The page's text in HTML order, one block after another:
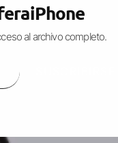
de la
más importantes
se ha lanzado
al archivo completo.